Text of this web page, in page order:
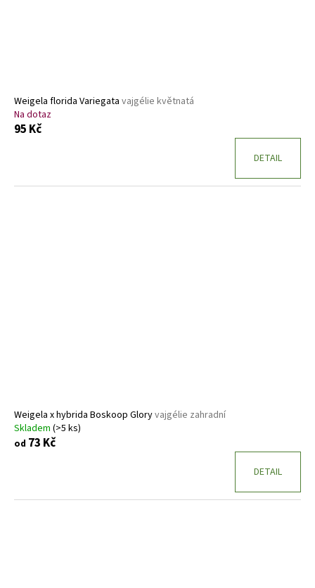
Weigela florida Variegata vajgélie květnatá
Na dotaz
95 Kč
DETAIL
Weigela x hybrida Boskoop Gloryvajgélie zahradní
Skladem (>5 ks)
od 73 Kč
DETAIL